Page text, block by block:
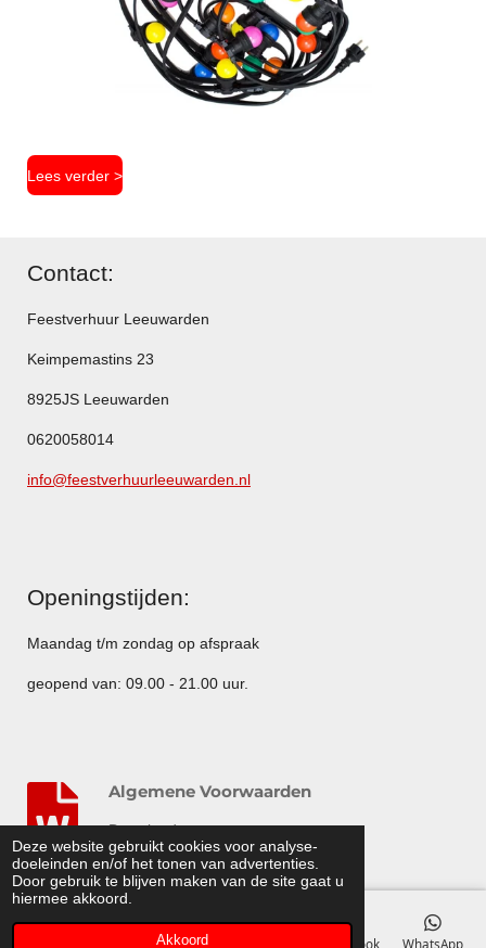
Deze website gebruikt cookies voor analyse-
doeleinden en/of het tonen van advertenties.
Door gebruik te blijven maken van de site gaat u
hiermee akkoord.
Akkoord
Lees verder >
Contact:
Feestverhuur Leeuwarden
Keimpemastins 23
8925JS Leeuwarden
0620058014
info@feestverhuurleeuwarden.nl
Openingstijden:
Maandag t/m zondag op afspraak
geopend van: 09.00 - 21.00 uur.
Algemene Voorwaarden
Download
© 2014 - 2015 Feestverhuurleeuwarden.nl
Telefoonnummer Facebook WhatsApp